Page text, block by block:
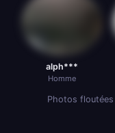
alph***
Homme
Photos